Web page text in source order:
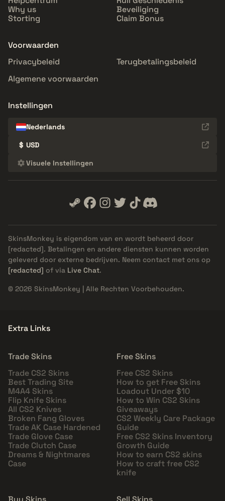
Why us
Storting
Beveiliging
Claim Bonus
Voorwaarden
Privacybeleid
Terugbetalingsbeleid
Algemene voorwaarden
Instellingen
Nederlands
$ USD
Visuele Instellingen
SkinsMonkey is eigendom van en wordt beheerd door
[redacted]. Betalingen en andere diensten kunnen worden
geleverd door externe bedrijven. Neem contact met ons op
[redacted] of via Live Chat.
© 2026 SkinsMonkey | Alle Rechten Voorbehouden.
Extra Links
Trade Skins
Trade CS2 Skins
Best Trading Site
M4A4 Skins
Flip Knife Skins
All CS2 Knives
Broken Fang Gloves
Trade AK Case Hardened
Trade Glove Case
Trade Clutch Case
Dreams & Nightmares
Case
Free Skins
Free CS2 Skins
How to get Free Skins
Loadout Under $10
How to Win CS2 Skins
Giveaways
CS2 Weekly Care Package
Guide
Free CS2 Skins Inventory
Growth Guide
How to earn CS2 skins
How to craft free CS2
knife